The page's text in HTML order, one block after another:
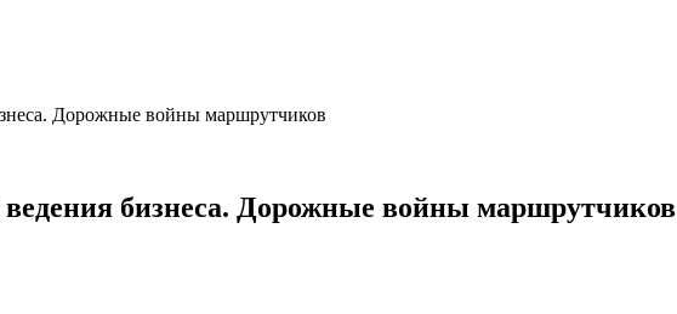
Дорожные войны маршрутчиков
бизнеса. Дорожные войны маршрутчиков